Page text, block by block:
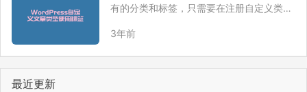
有的分类和标签，只需要在注册自定义类型
ost_type( ‘ggdoc_product’, array( ‘labels’
3年前
最近更新